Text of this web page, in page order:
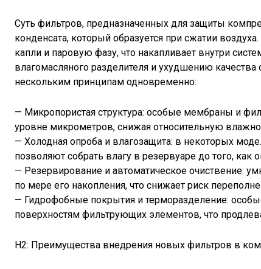
Суть фильтров, предназначенных для защиты
конденсата, который образуется при сжатии
капли и паровую фазу, что накапливает внутри
влагомасляного разделителя и ухудшению
нескольким принципам одновременно:
— Микропористая структура: особые мембраны и
уровне микрометров, снижая относительную
— Холодная опроба и влагозащита: в некоторых
позволяют собрать влагу в резервуаре до того, как
— Резервирование и автоматическое очиствение:
по мере его накопления, что снижает риск
— Гидрофобные покрытия и терморазделение:
поверхностям фильтрующих элементов, что
H2: Преимущества внедрения новых фильтров в